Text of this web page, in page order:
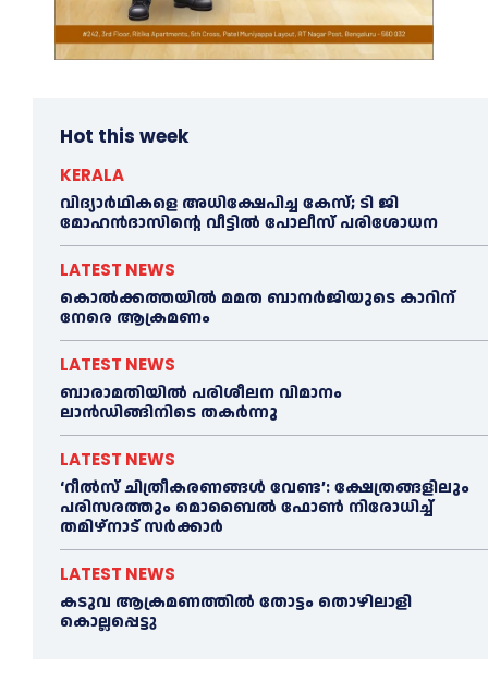
Hot this week
KERALA
വിദ്യാര്‍ഥികളെ അധിക്ഷേപിച്ച കേസ്; ടി ജി
മോഹന്‍ദാസിന്റെ വീട്ടില്‍ പോലീസ് പരിശോധന
LATEST NEWS
കൊല്‍ക്കത്തയില്‍ മമത ബാനര്‍ജിയുടെ കാറിന്
നേരെ ആക്രമണം
LATEST NEWS
ബാരാമതിയില്‍ പരിശീലന വിമാനം
ലാന്‍ഡിങ്ങിനിടെ തകര്‍ന്നു
LATEST NEWS
‘റീല്‍സ് ചിത്രീകരണങ്ങള്‍ വേണ്ട’: ക്ഷേത്രങ്ങളിലും
പരിസരത്തും മൊബൈല്‍ ഫോണ്‍ നിരോധിച്ച്‌
തമിഴ്നാട് സര്‍ക്കാര്‍
LATEST NEWS
കടുവ ആക്രമണത്തില്‍ തോട്ടം തൊഴിലാളി
കൊല്ലപ്പെട്ടു